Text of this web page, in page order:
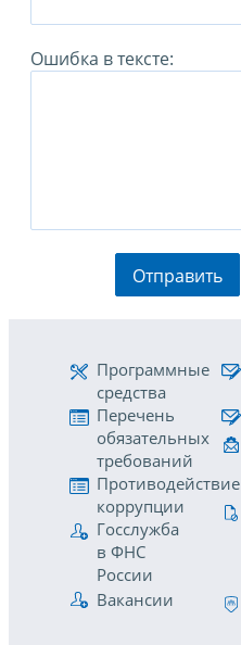
Ошибка в тексте:
Отправить
Программные
средства
Перечень
обязательных
требований
Противодействие
коррупции
Госслужба
в ФНС
России
Вакансии